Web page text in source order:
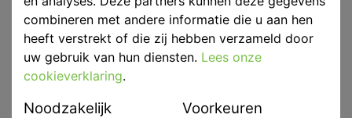
Merk
Carl Martin
combineren met andere informatie die u aan hen
heeft verstrekt of die zij hebben verzameld door
uw gebruik van hun diensten. Lees onze
cookieverklaring.
Noodzakelijk Voorkeuren